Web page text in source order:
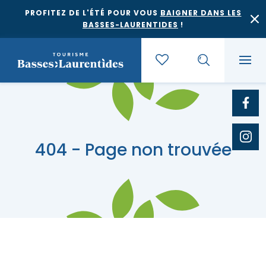
PROFITEZ DE L'ÉTÉ POUR VOUS BAIGNER DANS LES
BASSES-LAURENTIDES !
Agrotourisme et saveurs régionales
Festivals et événements
Où dormir
Bases de plein air
404 - Page non trouvée